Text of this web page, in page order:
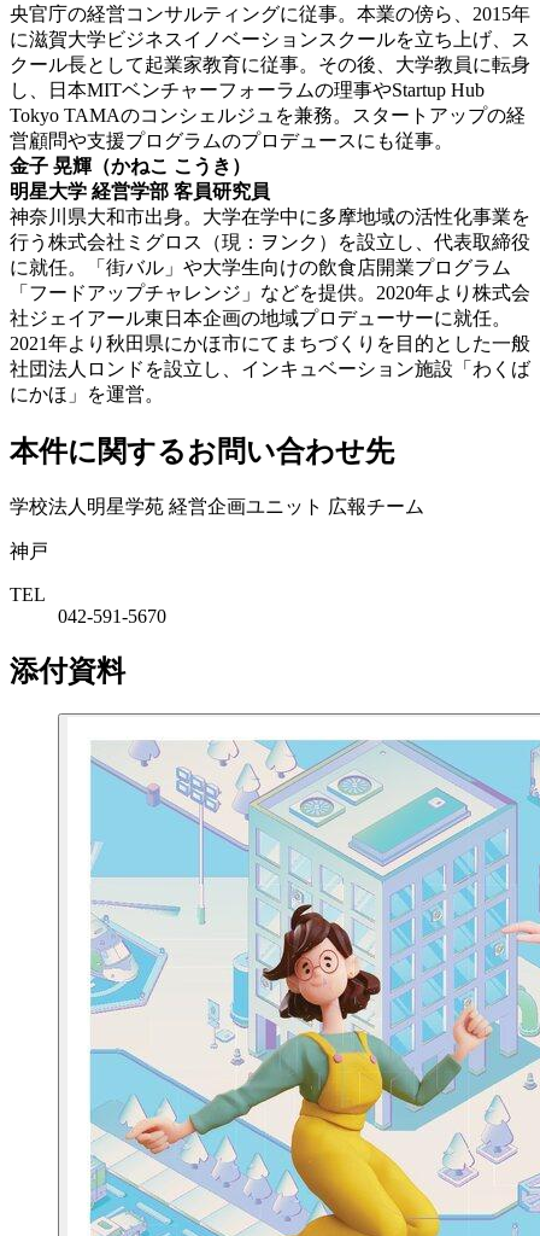
央官庁の経営コンサルティングに従事。本業の傍ら、2015年
に滋賀大学ビジネスイノベーションスクールを立ち上げ、ス
クール長として起業家教育に従事。その後、大学教員に転身
し、日本MITベンチャーフォーラムの理事やStartup Hub
Tokyo TAMAのコンシェルジュを兼務。スタートアップの経
営顧問や支援プログラムのプロデュースにも従事。
金子 晃輝（かねこ こうき）
明星大学 経営学部 客員研究員
神奈川県大和市出身。大学在学中に多摩地域の活性化事業を
行う株式会社ミグロス（現：ヲンク）を設立し、代表取締役
に就任。「街バル」や大学生向けの飲食店開業プログラム
「フードアップチャレンジ」などを提供。2020年より株式会
社ジェイアール東日本企画の地域プロデューサーに就任。
2021年より秋田県にかほ市にてまちづくりを目的とした一般
社団法人ロンドを設立し、インキュベーション施設「わくば
にかほ」を運営。
本件に関するお問い合わせ先
学校法人明星学苑 経営企画ユニット 広報チーム
神戸
TEL
042-591-5670
添付資料